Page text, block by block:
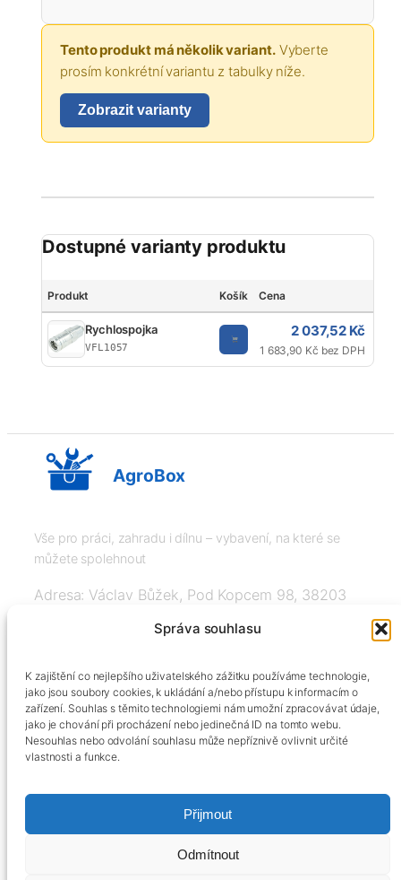
Správa souhlasu
K zajištění co nejlepšího uživatelského zážitku používáme technologie,
jako jsou soubory cookies, k ukládání a/nebo přístupu k informacím o
zařízení. Souhlas s těmito technologiemi nám umožní zpracovávat údaje,
jako je chování při procházení nebo jedinečná ID na tomto webu.
Nesouhlas nebo odvolání souhlasu může nepříznivě ovlivnit určité
vlastnosti a funkce.
Přijmout
Odmítnout
Tento produkt má několik variant.Vyberte
prosím konkrétní variantu z tabulky níže.
Zobrazit varianty
Dostupné varianty produktu
Produkt Košík Cena
Rychlospojka
VFL1057
2 037,52 Kč
1 683,90 Kč bez DPH
AgroBox
Vše pro práci, zahradu i dílnu – vybavení, na které se
můžete spolehnout
Adresa: Václav Bůžek, Pod Kopcem 98, 38203
+420606334248, info@agrobox.cz
Obchodní podmínky
Podmínky ochrany osobních údajů